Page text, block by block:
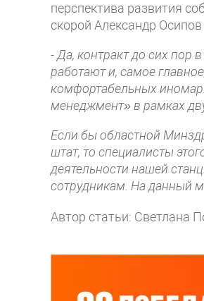
перспектива развития
скорой Александр
- Да, контракт до сих пор
работают и, самое
комфортабельных
менеджмент» в рамках
Если бы областной
штат, то специалисты
деятельности нашей
сотрудникам. На данный
Автор статьи: Светлана